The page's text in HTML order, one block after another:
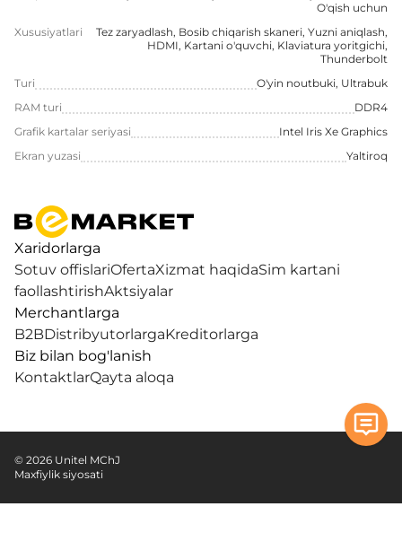
O'qish uchun
Xususiyatlari
Tez zaryadlash, Bosib chiqarish skaneri, Yuzni aniqlash,
HDMI, Kartani o'quvchi, Klaviatura yoritgichi,
Thunderbolt
Turi
O'yin noutbuki, Ultrabuk
RAM turi
DDR4
Grafik kartalar seriyasi
Intel Iris Xe Graphics
Ekran yuzasi
Yaltiroq
Xaridorlarga
Sotuv offislariOfertaXizmat haqidaSim kartani
faollashtirishAktsiyalar
Merchantlarga
B2BDistribyutorlargaKreditorlarga
Biz bilan bog'lanish
KontaktlarQayta aloqa
© 2026 Unitel MChJ
Maxfiylik siyosati